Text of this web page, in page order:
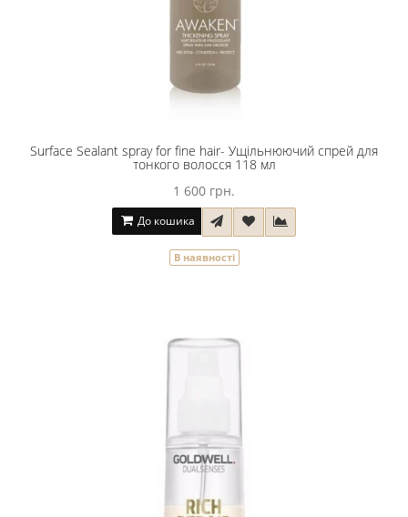
Surface Sealant spray for fine hair- Ущільнюючий спрей для
тонкого волосся 118 мл
1 600 грн.
До кошика
В наявності